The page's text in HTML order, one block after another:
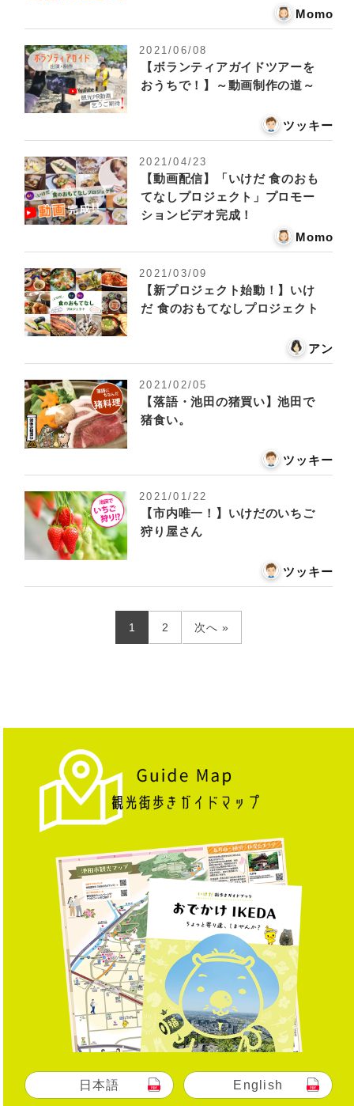
Momo
2021/06/08
【ボランティアガイドツアーを
おうちで！】～動画制作の道～
ツッキー
2021/04/23
【動画配信】「いけだ 食のおも
てなしプロジェクト」プロモー
ションビデオ完成！
Momo
2021/03/09
【新プロジェクト始動！】いけ
だ 食のおもてなしプロジェクト
アン
2021/02/05
【落語・池田の猪買い】池田で
猪食い。
ツッキー
2021/01/22
【市内唯一！】いけだのいちご
狩り屋さん
ツッキー
1 2 次へ »
日本語 English